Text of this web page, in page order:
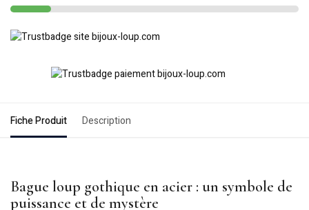
Fiche Produit Description
Bague loup gothique en acier : un symbole de
puissance et de mystère